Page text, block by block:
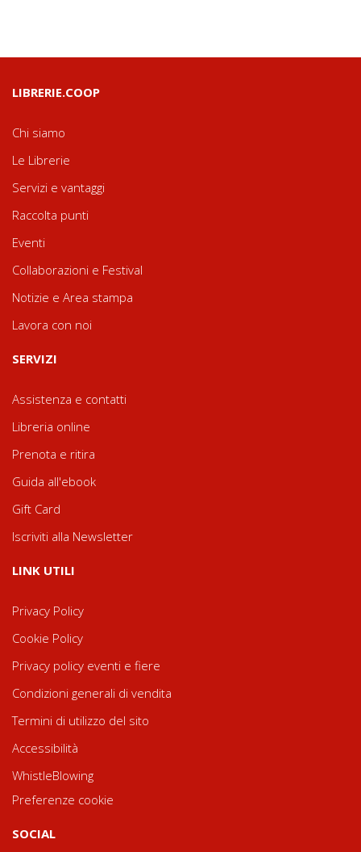
LIBRERIE.COOP
Chi siamo
Le Librerie
Servizi e vantaggi
Raccolta punti
Eventi
Collaborazioni e Festival
Notizie e Area stampa
Lavora con noi
SERVIZI
Assistenza e contatti
Libreria online
Prenota e ritira
Guida all'ebook
Gift Card
Iscriviti alla Newsletter
LINK UTILI
Privacy Policy
Cookie Policy
Privacy policy eventi e fiere
Condizioni generali di vendita
Termini di utilizzo del sito
Accessibilità
WhistleBlowing
Preferenze cookie
SOCIAL